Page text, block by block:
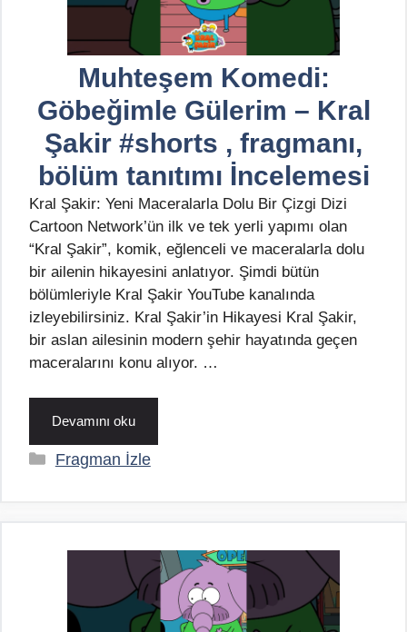
Muhteşem Komedi:
Göbeğimle Gülerim – Kral
Şakir #shorts , fragmanı,
bölüm tanıtımı İncelemesi
Kral Şakir: Yeni Maceralarla Dolu Bir Çizgi Dizi
Cartoon Network’ün ilk ve tek yerli yapımı olan
“Kral Şakir”, komik, eğlenceli ve maceralarla dolu
bir ailenin hikayesini anlatıyor. Şimdi bütün
bölümleriyle Kral Şakir YouTube kanalında
izleyebilirsiniz. Kral Şakir’in Hikayesi Kral Şakir,
bir aslan ailesinin modern şehir hayatında geçen
maceralarını konu alıyor. …
Devamını oku
Kategoriler
Fragman İzle